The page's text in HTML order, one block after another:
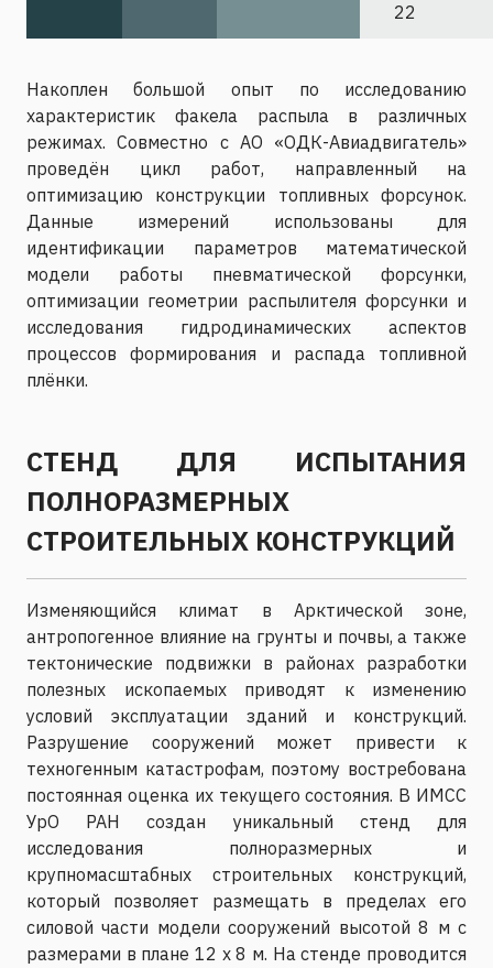
22
Накоплен большой опыт по исследованию
характеристик факела распыла в различных
режимах. Совместно с АО «ОДК-Авиадвигатель»
проведён цикл работ, направленный на
оптимизацию конструкции топливных форсунок.
Данные измерений использованы для
идентификации параметров математической
модели работы пневматической форсунки,
оптимизации геометрии распылителя форсунки и
исследования гидродинамических аспектов
процессов формирования и распада топливной
плёнки.
СТЕНД ДЛЯ ИСПЫТАНИЯ
ПОЛНОРАЗМЕРНЫХ
СТРОИТЕЛЬНЫХ КОНСТРУКЦИЙ
Изменяющийся климат в Арктической зоне,
антропогенное влияние на грунты и почвы, а также
тектонические подвижки в районах разработки
полезных ископаемых приводят к изменению
условий эксплуатации зданий и конструкций.
Разрушение сооружений может привести к
техногенным катастрофам, поэтому востребована
постоянная оценка их текущего состояния. В ИМСС
УрО РАН создан уникальный стенд для
исследования полноразмерных и
крупномасштабных строительных конструкций,
который позволяет размещать в пределах его
силовой части модели сооружений высотой 8 м с
размерами в плане 12 х 8 м. На стенде проводится